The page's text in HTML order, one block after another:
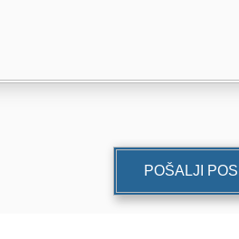
POŠALJI